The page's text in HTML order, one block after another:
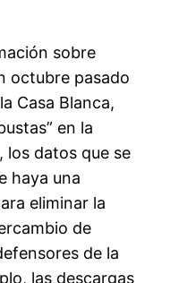
sobre
octubre pasado
Casa Blanca,
en la
los datos que se
haya una
eliminar la
de
de la
las descargas